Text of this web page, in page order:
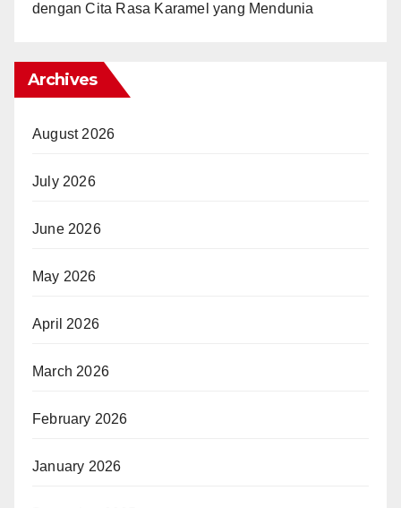
dengan Cita Rasa Karamel yang Mendunia
Archives
August 2026
July 2026
June 2026
May 2026
April 2026
March 2026
February 2026
January 2026